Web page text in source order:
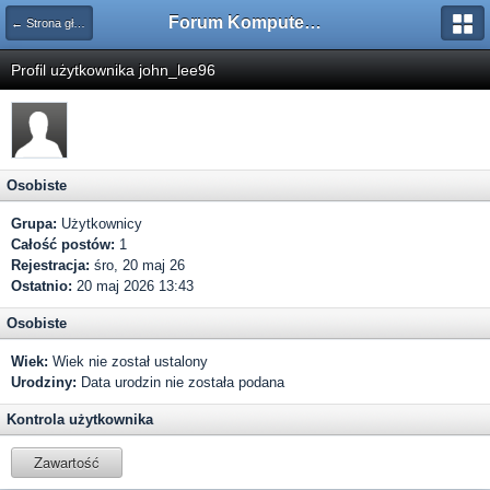
← Strona główna Forum Komputerowe PCFoster.pl
Profil użytkownika john_lee96
Osobiste
Grupa: Użytkownicy
Całość postów: 1
Rejestracja: śro, 20 maj 26
Ostatnio: 20 maj 2026 13:43
Osobiste
Wiek: Wiek nie został ustalony
Urodziny: Data urodzin nie została podana
Kontrola użytkownika
Zawartość